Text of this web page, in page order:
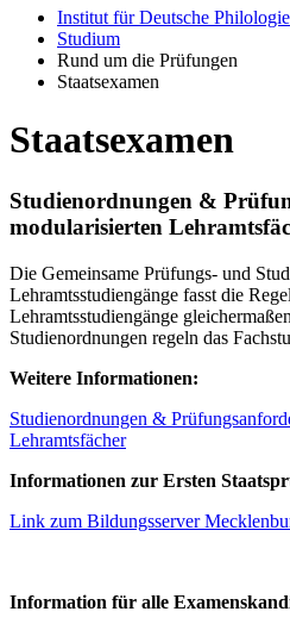
Institut für Deutsche Philologie
Studium
Rund um die Prüfungen
Staatsexamen
Staatsexamen
Studienordnungen &
modularisierten
Die Gemeinsame Prüfungs- und
Lehramtsstudiengänge fasst die
Lehramtsstudiengänge
Studienordnungen regeln das
Weitere Informationen:
Studienordnungen &
Lehramtsfächer
Informationen zur Ersten
Link zum Bildungsserver
Information für alle